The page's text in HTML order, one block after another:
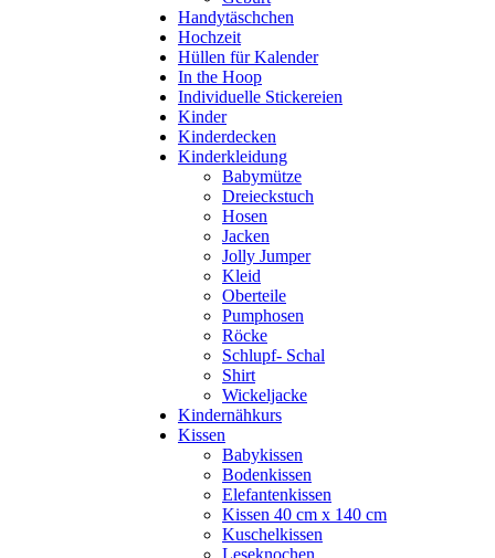
Handytäschchen
Hochzeit
Hüllen für Kalender
In the Hoop
Individuelle Stickereien
Kinder
Kinderdecken
Kinderkleidung
Babymütze
Dreieckstuch
Hosen
Jacken
Jolly Jumper
Kleid
Oberteile
Pumphosen
Röcke
Schlupf- Schal
Shirt
Wickeljacke
Kindernähkurs
Kissen
Babykissen
Bodenkissen
Elefantenkissen
Kissen 40 cm x 140 cm
Kuschelkissen